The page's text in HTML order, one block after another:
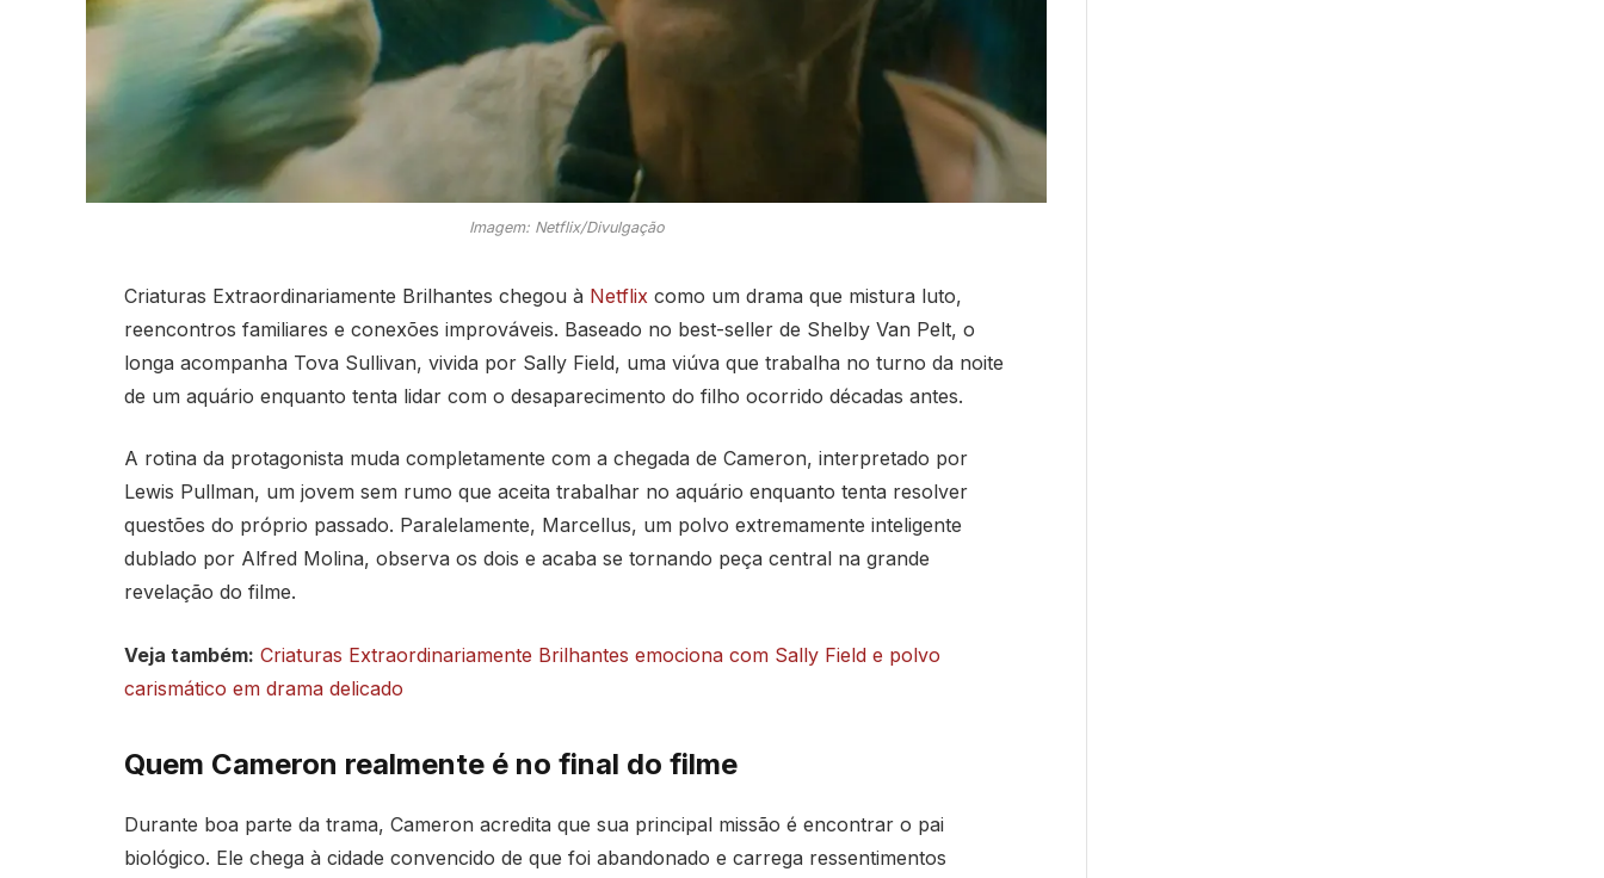
Imagem: Netflix/Divulgação
Criaturas Extraordinariamente Brilhantes chegou à Netflix como um drama que mistura luto,
reencontros familiares e conexões improváveis. Baseado no best-seller de Shelby Van Pelt, o
longa acompanha Tova Sullivan, vivida por Sally Field, uma viúva que trabalha no turno da noite
de um aquário enquanto tenta lidar com o desaparecimento do filho ocorrido décadas antes.
A rotina da protagonista muda completamente com a chegada de Cameron, interpretado por
Lewis Pullman, um jovem sem rumo que aceita trabalhar no aquário enquanto tenta resolver
questões do próprio passado. Paralelamente, Marcellus, um polvo extremamente inteligente
dublado por Alfred Molina, observa os dois e acaba se tornando peça central na grande
revelação do filme.
Veja também: Criaturas Extraordinariamente Brilhantes emociona com Sally Field e polvo
carismático em drama delicado
Quem Cameron realmente é no final do filme
Durante boa parte da trama, Cameron acredita que sua principal missão é encontrar o pai
biológico. Ele chega à cidade convencido de que foi abandonado e carrega ressentimentos